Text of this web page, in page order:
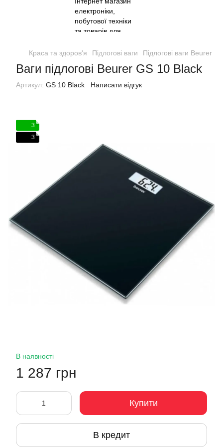
Краса та здоров'я Підлогові ваги Підлогові ваги Beurer
Ваги підлогові Beurer GS 10 Black
Артикул: GS 10 Black Написати відгук
3
3
В наявності
1 287 грн
Купити
В кредит